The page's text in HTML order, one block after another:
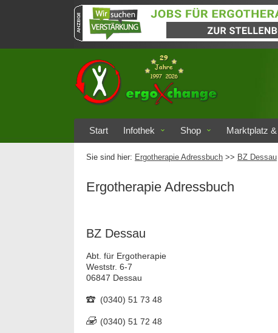
Start Infothek Shop Marktplatz
Sie sind hier: Ergotherapie Adressbuch >> BZ Dessau
Ergotherapie Adressbuch
BZ Dessau
Abt. für Ergotherapie
Weststr. 6-7
06847 Dessau
(0340) 51 73 48
(0340) 51 72 48